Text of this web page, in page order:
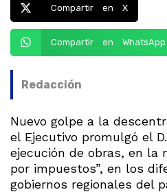
Compartir en X
Compartir en WhatsApp
Redacción
Nuevo golpe a la
el Ejecutivo promulgó el
ejecución de obras, en la
por impuestos”, en los
gobiernos regionales del